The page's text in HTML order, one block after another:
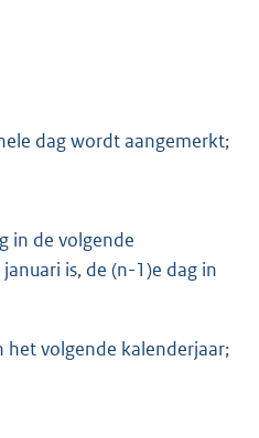
dag wordt aangemerkt;
in de volgende
is, de (n-1)e dag in
volgende kalenderjaar;